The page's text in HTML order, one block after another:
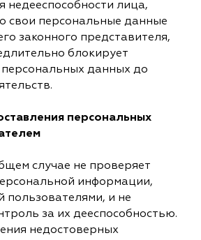
недееспособности лица,
свои персональные данные
законного представителя,
блокирует
персональных данных до
персональных
случае не проверяет
информации,
пользователями, и не
за их дееспособностью.
недостоверных